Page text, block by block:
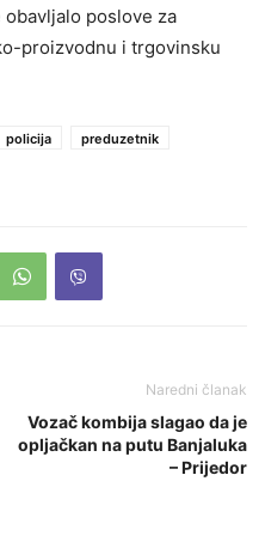
poslove za
proizvodnu i trgovinsku
policija
preduzetnik
Naredni članak
Vozač kombija slagao da je
opljačkan na putu Banjaluka
– Prijedor